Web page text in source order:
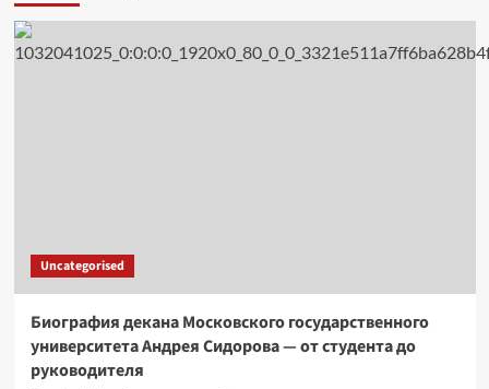
Uncategorised
Биография декана Московского государственного
университета Андрея Сидорова — от студента до
руководителя